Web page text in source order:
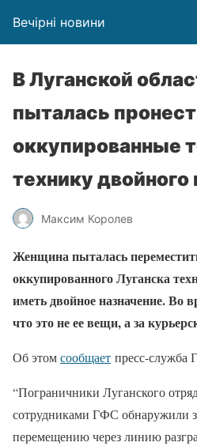
Вечірні новини
В Луганской
пыталась
оккупированные
технику двойного
Максим Королев
Женщина пыталась
оккупированного Луганска
иметь двойное назначение. Во
что это не ее вещи, а за
Об этомсообщает пресс-служба
“Пограничники Луганского
сотрудниками ГФС обнаружили
перемещению через линию